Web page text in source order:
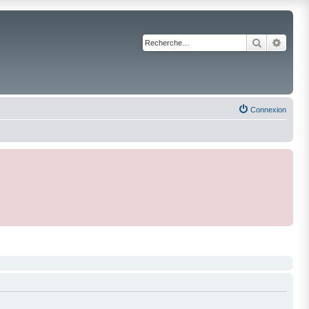
Rechercher
Connexion